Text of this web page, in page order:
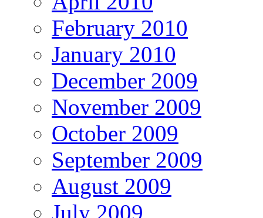
February 2010
January 2010
December 2009
November 2009
October 2009
September 2009
August 2009
July 2009